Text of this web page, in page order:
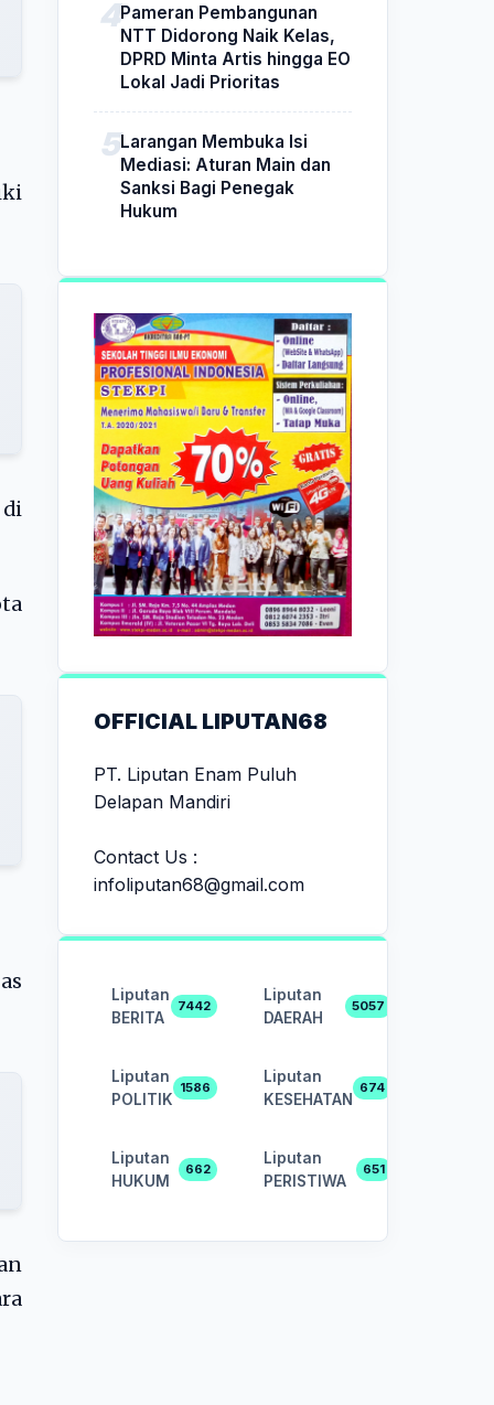
di
Pameran Pembangunan
NTT Didorong Naik Kelas,
DPRD Minta Artis hingga EO
Lokal Jadi Prioritas
Larangan Membuka Isi
Mediasi: Aturan Main dan
Sanksi Bagi Penegak
Hukum
OFFICIAL LIPUTAN68
PT. Liputan Enam Puluh
Delapan Mandiri
Contact Us :
infoliputan68@gmail.com
Liputan
BERITA
7442
Liputan
DAERAH
5057
Liputan
POLITIK
1586
Liputan
KESEHATAN
674
Liputan
HUKUM
662
Liputan
PERISTIWA
651